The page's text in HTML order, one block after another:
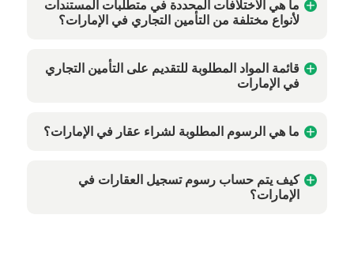
ما هي الاختلافات المحددة في متطلبات المستندات
لأنواع مختلفة من التأمين التجاري في الإمارات؟
قائمة المواد المطلوبة للتقديم على التأمين التجاري
في الإمارات
ما هي الرسوم المطلوبة لشراء عقار في الإمارات؟
كيف يتم حساب رسوم تسجيل العقارات في
الإمارات؟